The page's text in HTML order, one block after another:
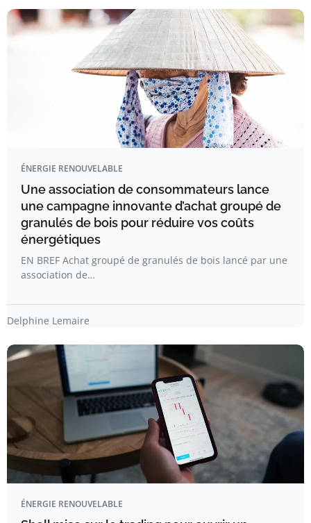
ÉNERGIE RENOUVELABLE
Une association de consommateurs lance
une campagne innovante d’achat groupé de
granulés de bois pour réduire vos coûts
énergétiques
EN BREF Achat groupé de granulés de bois lancé par une
association de…
Delphine Lemaire
ÉNERGIE RENOUVELABLE